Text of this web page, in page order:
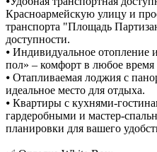
Красноармейскую улицу и
транспорта "Площадь
доступности.
⦁ Индивидуальное отопление
пол» – комфорт в любое время
⦁ Отапливаемая лоджия с
идеальное место для отдыха.
⦁ Квартиры с кухнями-
гардеробными и мастер-
планировки для вашего